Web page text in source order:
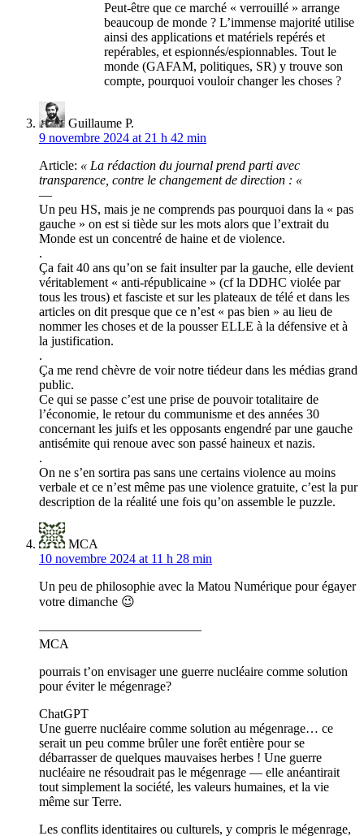
Peut-être que ce marché « verrouillé » arrange
beaucoup de monde ? L’immense majorité utilise
ainsi des applications et matériels repérés et
repérables, et espionnés/espionnables. Tout le
monde (GAFAM, politiques, SR) y trouve son
compte, pourquoi vouloir changer les choses ?
Guillaume P.
9 novembre 2024 at 21 h 42 min
Article: « La rédaction du journal prend parti avec
transparence, contre le changement de direction : «
—
Un peu HS, mais je ne comprends pas pourquoi dans la « pas
gauche » on est si tiède sur les mots alors que l’extrait du
Monde est un concentré de haine et de violence.
.
Ça fait 40 ans qu’on se fait insulter par la gauche, elle devient
véritablement « anti-républicaine » (cf la DDHC violée par
tous les trous) et fasciste et sur les plateaux de télé et dans les
articles on dit presque que ce n’est « pas bien » au lieu de
nommer les choses et de la pousser ELLE à la défensive et à
la justification.
.
Ça me rend chèvre de voir notre tiédeur dans les médias grand
public.
Ce qui se passe c’est une prise de pouvoir totalitaire de
l’économie, le retour du communisme et des années 30
concernant les juifs et les opposants engendré par une gauche
antisémite qui renoue avec son passé haineux et nazis.
.
On ne s’en sortira pas sans une certains violence au moins
verbale et ce n’est même pas une violence gratuite, c’est la pur
description de la réalité une fois qu’on assemble le puzzle.
MCA
10 novembre 2024 at 11 h 28 min
Un peu de philosophie avec la Matou Numérique pour égayer
votre dimanche 😉
————————————–
MCA
pourrais t’on envisager une guerre nucléaire comme solution
pour éviter le mégenrage?
ChatGPT
Une guerre nucléaire comme solution au mégenrage… ce
serait un peu comme brûler une forêt entière pour se
débarrasser de quelques mauvaises herbes ! Une guerre
nucléaire ne résoudrait pas le mégenrage — elle anéantirait
tout simplement la société, les valeurs humaines, et la vie
même sur Terre.
Les conflits identitaires ou culturels, y compris le mégenrage,